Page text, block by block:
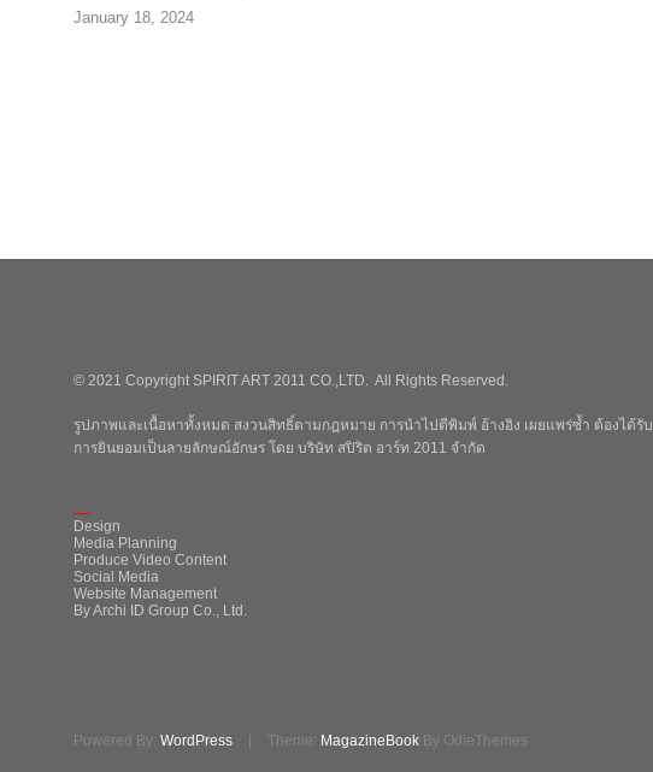
January 18, 2024
© 2021 Copyright SPIRIT ART 2011 CO.,LTD. All Rights Reserved.
รูปภาพและเนื้อหาทั้งหมด สงวนสิทธิ์ตามกฎหมาย การนำไปตีพิมพ์ อ้างอิง เผยแพร่ซ้ำ ต้องได้รับ
การยินยอมเป็นลายลักษณ์อักษร โดย บริษัท สปิริต อาร์ท 2011 จำกัด
Design
Media Planning
Produce Video Content
Social Media
Website Management
By Archi ID Group Co., Ltd.
Powered By: WordPress Theme: MagazineBook By OdieThemes